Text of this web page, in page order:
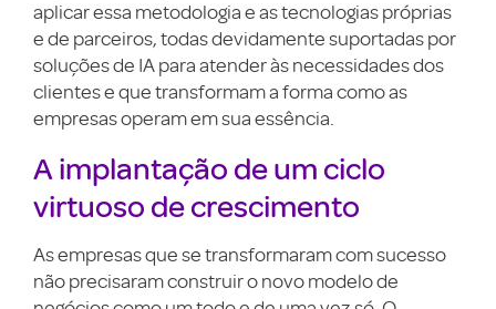
aplicar essa metodologia e as tecnologias próprias
e de parceiros, todas devidamente suportadas por
soluções de IA para atender às necessidades dos
clientes e que transformam a forma como as
empresas operam em sua essência.
A implantação de um ciclo
virtuoso de crescimento
As empresas que se transformaram com sucesso
não precisaram construir o novo modelo de